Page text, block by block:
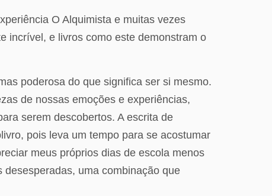
O Alquimista e muitas vezes
incrível, e livros como este demonstram o
poderosa do que significa ser si mesmo.
de nossas emoções e experiências,
serem descobertos. A escrita de
pois leva um tempo para se acostumar
meus próprios dias de escola menos
uma combinação que